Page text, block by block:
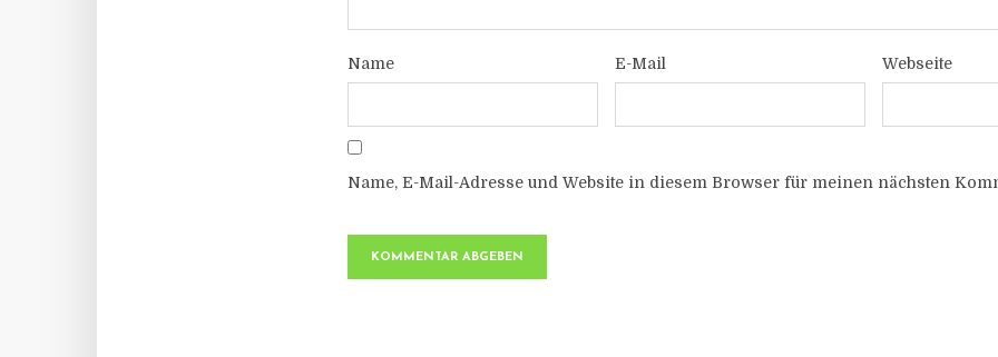
Name E-Mail Webseite
Name, E-Mail-Adresse und Website in diesem Browser für meinen nächsten